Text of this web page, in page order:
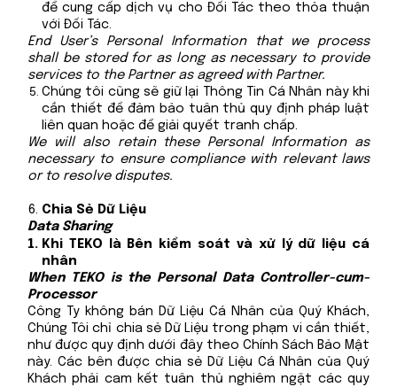
để cung cấp dịch vụ cho Đối Tác theo thỏa thuận
với Đối Tác.
End User’s Personal Information that we process
shall be stored for as long as necessary to provide
services to the Partner as agreed with Partner.
Chúng tôi cũng sẽ giữ lại Thông Tin Cá Nhân này khi
cần thiết để đảm bảo tuân thủ quy định pháp luật
liên quan hoặc để giải quyết tranh chấp.
We will also retain these Personal Information as
necessary to ensure compliance with relevant laws
or to resolve disputes.
Chia Sẻ Dữ Liệu
Data Sharing
Khi TEKO là Bên kiểm soát và xử lý dữ liệu cá
nhân
When TEKO is the Personal Data Controller-cum-
Processor
Công Ty không bán Dữ Liệu Cá Nhân của Quý Khách,
Chúng Tôi chỉ chia sẻ Dữ Liệu trong phạm vi cần thiết,
như được quy định dưới đây theo Chính Sách Bảo Mật
này. Các bên được chia sẻ Dữ Liệu Cá Nhân của Quý
Khách phải cam kết tuân thủ nghiêm ngặt các quy